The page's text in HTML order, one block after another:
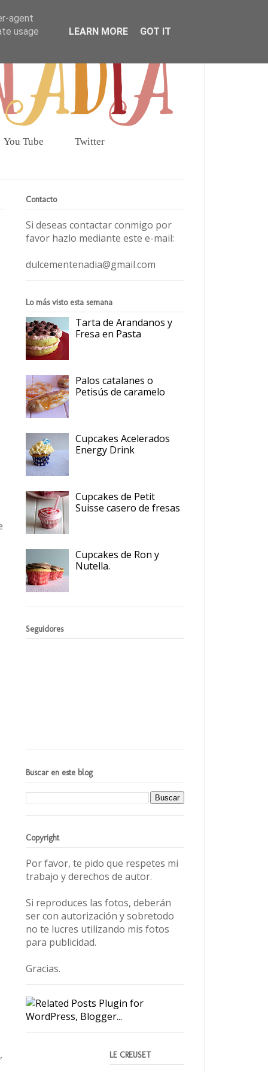
You Tube Twitter
Contacto
Si deseas contactar conmigo por
favor hazlo mediante este e-mail:
dulcementenadia@gmail.com
Lo más visto esta semana
Tarta de Arandanos y
Fresa en Pasta
Palos catalanes o
Petisús de caramelo
Cupcakes Acelerados
Energy Drink
Cupcakes de Petit
Suisse casero de fresas
Cupcakes de Ron y
Nutella.
Seguidores
Buscar en este blog
Copyright
Por favor, te pido que respetes mi
trabajo y derechos de autor.
Si reproduces las fotos, deberán
ser con autorización y sobretodo
no te lucres utilizando mis fotos
para publicidad.
Gracias.
LE CREUSET
agent
usage
LEARN MORE GOT IT